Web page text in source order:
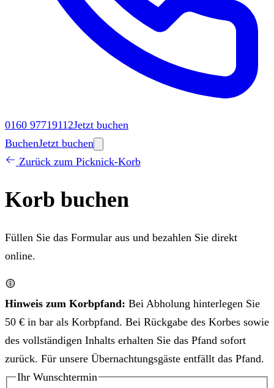
0160 97719112Jetzt buchen
BuchenJetzt buchen
Zurück zum Picknick-Korb
Korb buchen
Füllen Sie das Formular aus und bezahlen Sie direkt
online.
Hinweis zum Korbpfand: Bei Abholung hinterlegen Sie
50 € in bar als Korbpfand. Bei Rückgabe des Korbes sowie
des vollständigen Inhalts erhalten Sie das Pfand sofort
zurück. Für unsere Übernachtungsgäste entfällt das Pfand.
Ihr Wunschtermin